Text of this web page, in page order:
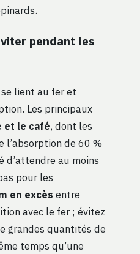
pendant les
lient au fer et
Les principaux
et le café, dont les
l’absorption de 60 %
d’attendre au moins
pour les
en excès entre
avec le fer ; évitez
grandes quantités de
temps qu’une